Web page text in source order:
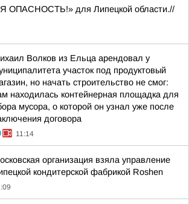
ОПАСНОСТЬ!» для Липецкой области.//
Волков из Ельца арендовал у
участок под продуктовый
но начать строительство не смог:
находилась контейнерная площадка для
мусора, о которой он узнал уже после
договора
11:14
организация взяла управление
кондитерской фабрикой Roshen